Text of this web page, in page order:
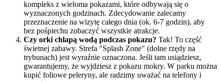
kompleks z wieloma pokazami, które odbywają się o
wyznaczonych godzinach. Zdecydowanie zalecamy
przeznaczenie na wizytę całego dnia (ok. 6-7 godzin), aby
bez pośpiechu zobaczyć wszystkie atrakcje.
Czy orki chlapą wodą podczas pokazu? Tak! To część
świetnej zabawy. Strefa "Splash Zone" (dolne rzędy na
trybunach) jest wyraźnie oznaczona. Jeśli tam usiądziesz,
gwarantujemy, że wyjdziesz z pokazu mokry. W parku można
kupić foliowe peleryny, ale radzimy uważać na telefony i